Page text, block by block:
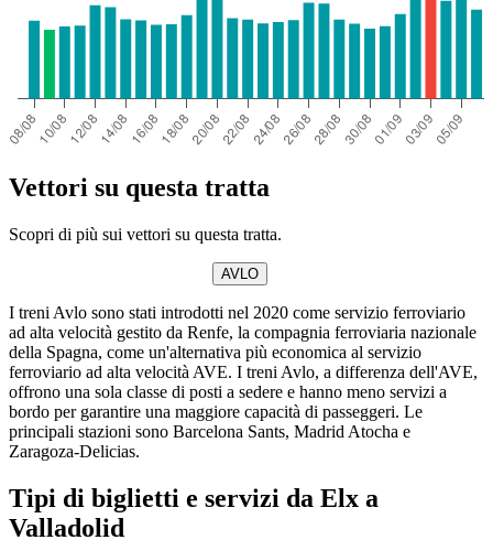
Vettori su questa tratta
Scopri di più sui vettori su questa tratta.
AVLO
I treni Avlo sono stati introdotti nel 2020 come servizio ferroviario
ad alta velocità gestito da Renfe, la compagnia ferroviaria nazionale
della Spagna, come un'alternativa più economica al servizio
ferroviario ad alta velocità AVE. I treni Avlo, a differenza dell'AVE,
offrono una sola classe di posti a sedere e hanno meno servizi a
bordo per garantire una maggiore capacità di passeggeri. Le
principali stazioni sono Barcelona Sants, Madrid Atocha e
Zaragoza-Delicias.
Tipi di biglietti e servizi da Elx a
Valladolid